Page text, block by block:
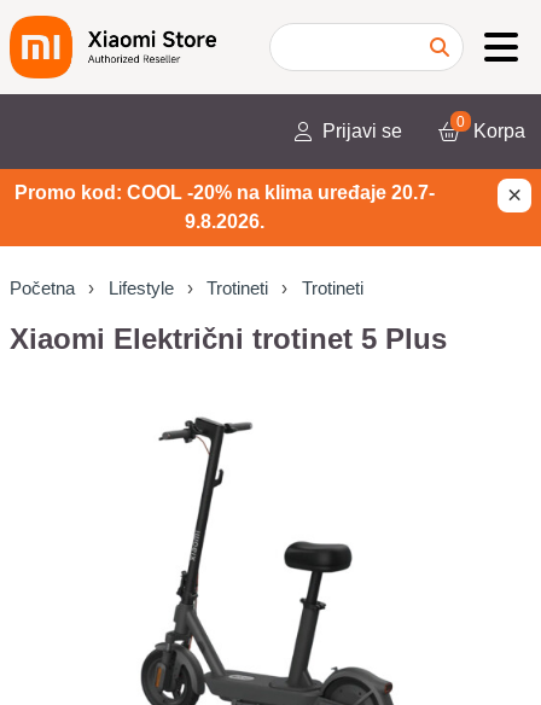
Prijavi se 0 Korpa
Promo kod: COOL -20% na klima uređaje 20.7-
9.8.2026.
×
Početna Lifestyle Trotineti Trotineti
Xiaomi Električni trotinet 5 Plus